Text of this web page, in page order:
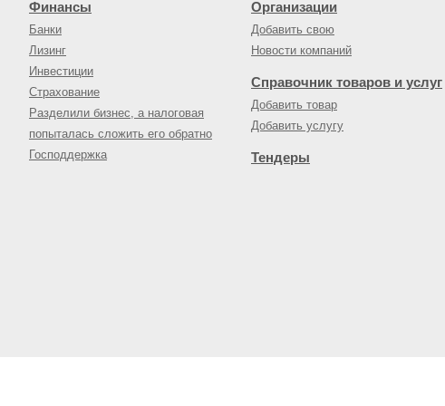
Финансы
Банки
Лизинг
Инвестиции
Страхование
Разделили бизнес, а налоговая
попыталась сложить его обратно
Господдержка
Организации
Добавить свою
Новости компаний
Справочник товаров и услуг
Добавить товар
Добавить услугу
Тендеры